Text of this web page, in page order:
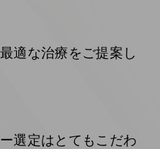
適な治療をご提案し
選定はとてもこだわ